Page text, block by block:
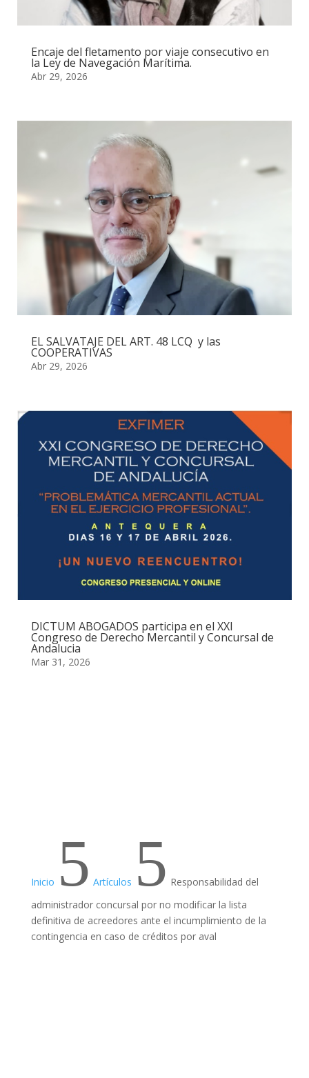
Encaje del fletamento por viaje consecutivo en
la Ley de Navegación Marítima.
Abr 29, 2026
EL SALVATAJE DEL ART. 48 LCQ y las
COOPERATIVAS
Abr 29, 2026
DICTUM ABOGADOS participa en el XXI
Congreso de Derecho Mercantil y Concursal de
Andalucia
Mar 31, 2026
Inicio 5 Artículos 5 Responsabilidad del
administrador concursal por no modificar la lista
definitiva de acreedores ante el incumplimiento de la
contingencia en caso de créditos por aval